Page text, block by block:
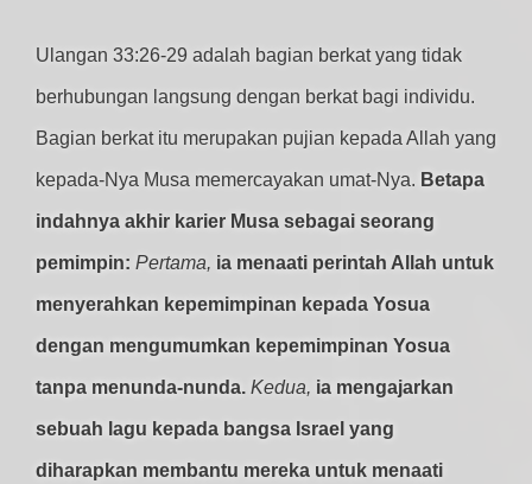
Ulangan 33:26-29 adalah bagian berkat yang tidak
berhubungan langsung dengan berkat bagi individu.
Bagian berkat itu merupakan pujian kepada Allah yang
kepada-Nya Musa memercayakan umat-Nya. Betapa
indahnya akhir karier Musa sebagai seorang
pemimpin: Pertama, ia menaati perintah Allah untuk
menyerahkan kepemimpinan kepada Yosua
dengan mengumumkan kepemimpinan Yosua
tanpa menunda-nunda. Kedua, ia mengajarkan
sebuah lagu kepada bangsa Israel yang
diharapkan membantu mereka untuk menaati